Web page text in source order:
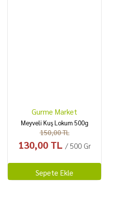
Gurme Market
Meyveli Kuş Lokum 500g
150,00 TL
130,00 TL / 500 Gr
Sepete Ekle